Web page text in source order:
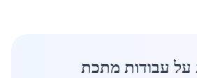
על עבודות מתכת